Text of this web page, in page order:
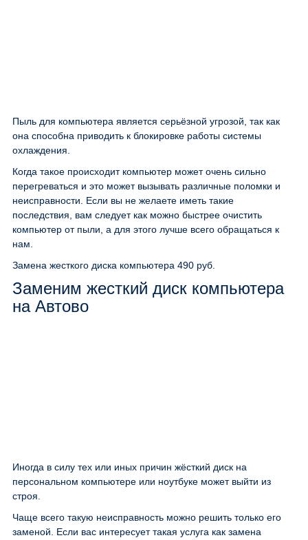
Пыль для компьютера является серьёзной угрозой, так как
она способна приводить к блокировке работы системы
охлаждения.
Когда такое происходит компьютер может очень сильно
перегреваться и это может вызывать различные поломки и
неисправности. Если вы не желаете иметь такие
последствия, вам следует как можно быстрее очистить
компьютер от пыли, а для этого лучше всего обращаться к
нам.
Замена жесткого диска компьютера 490 руб.
Заменим жесткий диск компьютера
на Автово
Иногда в силу тех или иных причин жёсткий диск на
персональном компьютере или ноутбуке может выйти из
строя.
Чаще всего такую неисправность можно решить только его
заменой. Если вас интересует такая услуга как замена